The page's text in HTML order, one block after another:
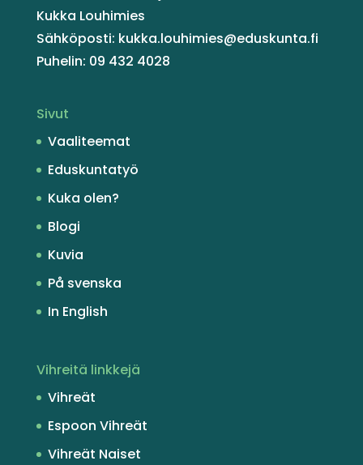
Kukka Louhimies
Sähköposti: kukka.louhimies@eduskunta.fi
Puhelin: 09 432 4028
Sivut
Vaaliteemat
Eduskuntatyö
Kuka olen?
Blogi
Kuvia
På svenska
In English
Vihreitä linkkejä
Vihreät
Espoon Vihreät
Vihreät Naiset